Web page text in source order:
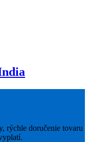
rýchle doručenie tovaru